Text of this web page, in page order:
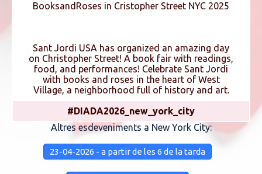
BooksandRoses in Cristopher Street NYC 2025
Sant Jordi USA has organized an amazing day
on Christopher Street! A book fair with readings,
food, and performances! Celebrate Sant Jordi
with books and roses in the heart of West
Village, a neighborhood full of history and art.
#DIADA2026_new_york_city
Altres esdeveniments a New York City:
23-04-2026 - a partir de les 6 de la tarda